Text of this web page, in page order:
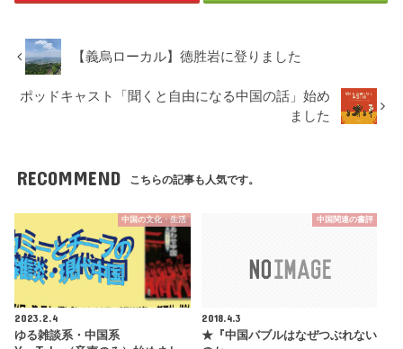
【義烏ローカル】德胜岩に登りました
ポッドキャスト「聞くと自由になる中国の話」始め
ました
RECOMMEND こちらの記事も人気です。
中国の文化・生活
2023.2.4
ゆる雑談系・中国系
中国関連の書評
2018.4.3
★『中国バブルはなぜつぶれない